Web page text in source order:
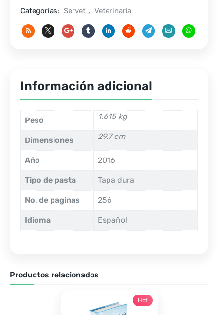
Categorías: Servet , Veterinaria
Información adicional
Peso 1.615 kg
Dimensiones 29.7 cm
Año 2016
Tipo de pasta Tapa dura
No. de paginas 256
Idioma Español
Productos relacionados
Hot